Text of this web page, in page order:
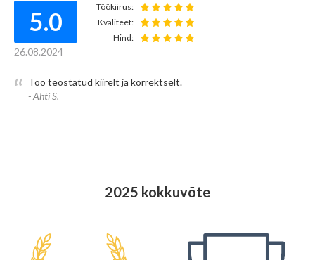
5.0
26.08.2024
Töökiirus:
Kvaliteet:
Hind:
Töö teostatud kiirelt ja korrektselt.
- Ahti S.
2025 kokkuvõte